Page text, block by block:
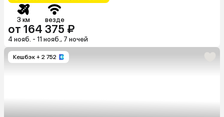
3 км везде
от 164 375 ₽
4 нояб. - 11 нояб., 7 ночей
Кешбэк + 2 752